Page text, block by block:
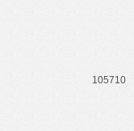
105710